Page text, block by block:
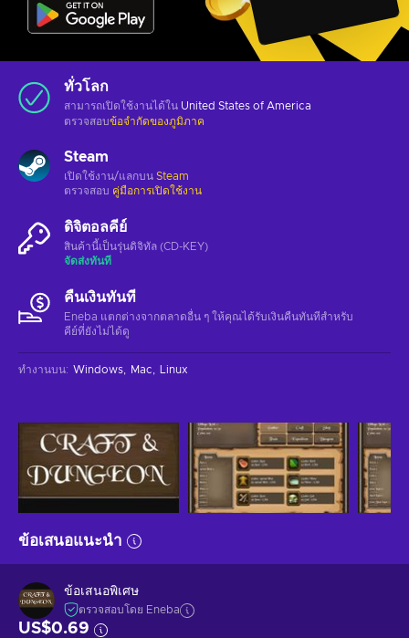
ทั่วโลก
สามารถเปิดใช้งานได้ใน United States of America
ตรวจสอบข้อจำกัดของภูมิภาค
Steam
เปิดใช้งาน/แลกบน Steam
ตรวจสอบ คู่มือการเปิดใช้งาน
ดิจิตอลคีย์
สินค้านี้เป็นรุ่นดิจิทัล (CD-KEY)
จัดส่งทันที
คืนเงินทันที
Eneba แตกต่างจากตลาดอื่น ๆ ให้คุณได้รับเงินคืนทันทีสําหรับ
คีย์ที่ยังไม่ได้ดู
ทำงานบน: Windows Mac Linux
ข้อเสนอแนะนำ
ข้อเสนอพิเศษ
ตรวจสอบโดย Eneba
US$0.69